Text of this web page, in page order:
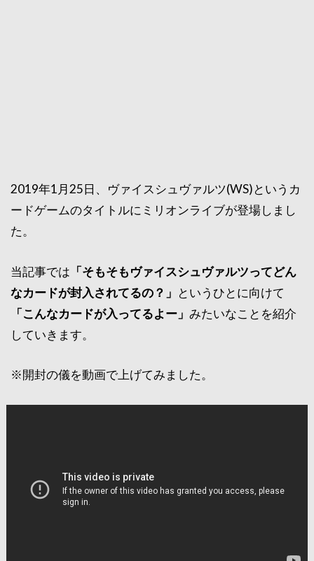
2019年1月25日、ヴァイスシュヴァルツ(WS)というカ
ードゲームのタイトルにミリオンライブが登場しまし
た。
当記事では 「そもそもヴァイスシュヴァルツってどん
なカードが封入されてるの？」 というひとに向けて
「こんなカードが入ってるよー」みたいなことを紹介
していきます。
※開封の儀を動画で上げてみました。